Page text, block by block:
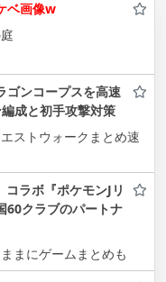
ベ画像w
ゴンコープスを高速
成と初手攻撃対策
ストウォークまとめ速
コラボ『ポケモンJリ
60クラブのパートナ
まにゲームまとめも